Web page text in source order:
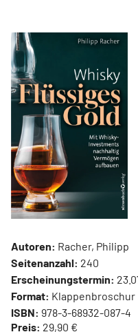
Autoren: Racher, Philipp
Seitenanzahl: 240
Erscheinungstermin:
Format: Klappenbroschur
ISBN: 978-3-68932-087-4
Preis: 29,90 €